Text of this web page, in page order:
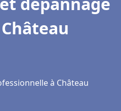
à Château